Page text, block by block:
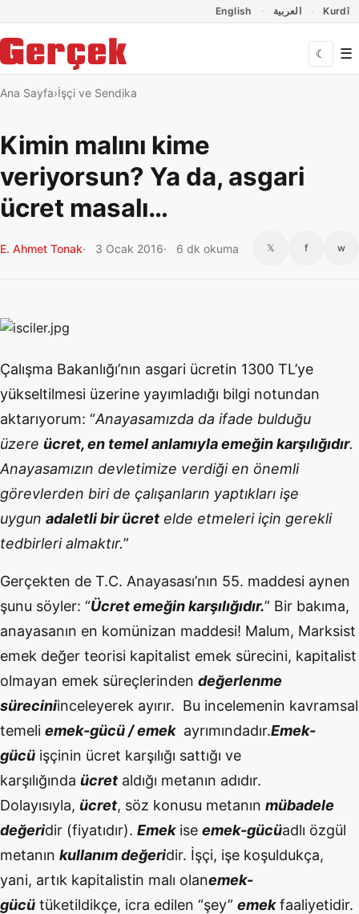
English العربية Kurdî
☾ ☰
Ana Sayfa İşçi ve Sendika
Kimin malını kime
veriyorsun? Ya da, asgari
ücret masalı…
E. Ahmet Tonak 3 Ocak 2016 6 dk okuma 𝕏 f w
Çalışma Bakanlığı’nın asgari ücretin 1300 TL’ye
yükseltilmesi üzerine yayımladığı bilgi notundan
aktarıyorum: “Anayasamızda da ifade bulduğu
üzere ücret, en temel anlamıyla emeğin karşılığıdır.
Anayasamızın devletimize verdiği en önemli
görevlerden biri de çalışanların yaptıkları işe
uygun adaletli bir ücret elde etmeleri için gerekli
tedbirleri almaktır.”
Gerçekten de T.C. Anayasası’nın 55. maddesi aynen
şunu söyler: “Ücret emeğin karşılığıdır.” Bir bakıma,
anayasanın en komünizan maddesi! Malum, Marksist
emek değer teorisi kapitalist emek sürecini, kapitalist
olmayan emek süreçlerinden değerlenme
süreciniinceleyerek ayırır. Bu incelemenin kavramsal
temeli emek-gücü / emekayrımındadır.Emek-
gücü işçinin ücret karşılığı sattığı ve
karşılığında ücret aldığı metanın adıdır.
Dolayısıyla, ücret, söz konusu metanın mübadele
değeridir (fiyatıdır). Emekise emek-gücüadlı özgül
metanın kullanım değeridir. İşçi, işe koşuldukça,
yani, artık kapitalistin malı olanemek-
gücü tüketildikçe, icra edilen “şey” emekfaaliyetidir.